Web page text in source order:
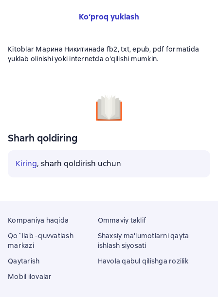
Ko‘proq yuklash
Kitoblar Марина Никитинаda fb2, txt, epub, pdf formatida
yuklab olinishi yoki internetda o'qilishi mumkin.
Sharh qoldiring
Kiring, sharh qoldirish uchun
Kompaniya haqida
Qo`llab -quvvatlash
markazi
Qaytarish
Mobil ilovalar
Ommaviy taklif
Shaxsiy ma'lumotlarni qayta
ishlash siyosati
Havola qabul qilishga rozilik